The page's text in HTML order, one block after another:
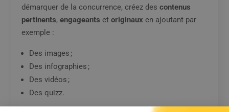
démarquer de la concurrence, créez descontenus
pertinents,engageants etoriginaux en ajoutant par
exemple :
Des images ;
Des infographies ;
Des vidéos ;
Des quizz.